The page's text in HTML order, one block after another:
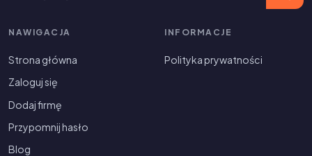
NAWIGACJA
Strona główna
Zaloguj się
Dodaj firmę
Przypomnij hasło
Blog
INFORMACJE
Polityka prywatności